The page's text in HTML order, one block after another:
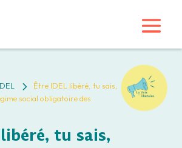
5
Être IDEL libéré, tu sais,
social obligatoire des
tu sais,